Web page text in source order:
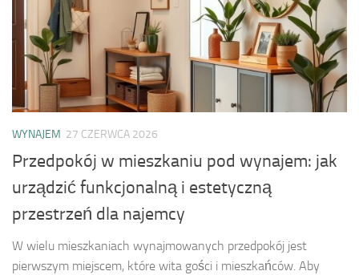
WYNAJEM 27 CZERWCA 2026
Przedpokój w mieszkaniu pod wynajem: jak
urządzić funkcjonalną i estetyczną
przestrzeń dla najemcy
W wielu mieszkaniach wynajmowanych przedpokój jest
pierwszym miejscem, które wita gości i mieszkańców. Aby